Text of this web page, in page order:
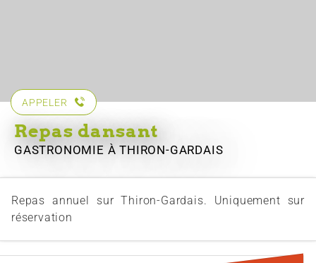
APPELER
Repas dansant
GASTRONOMIE À THIRON-GARDAIS
Repas annuel sur Thiron-Gardais. Uniquement sur
réservation